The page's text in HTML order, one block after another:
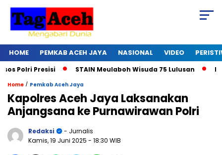
HOME PEMKAB ACEH JAYA NASIONAL VIDEO
Presisi STAIN Meulaboh Wisuda 75 Lulusan Ikut
Home / Pemkab Aceh Jaya
Kapolres Aceh Jaya Laksanakan
Anjangsana ke Purnawirawan Polri
Redaksi
- Jurnalis
Kamis, 19 Juni 2025 - 18:30 WIB